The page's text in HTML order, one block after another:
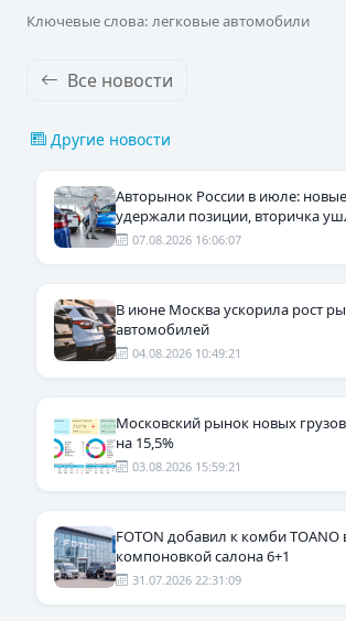
Ключевые слова: легковые автомобили
Все новости
Другие новости
Авторынок России в июле:
удержали позиции, вторичка
07.08.2026 16:06:07
В июне Москва ускорила рост
автомобилей
04.08.2026 10:49:21
Московский рынок новых
на 15,5%
03.08.2026 15:59:21
FOTON добавил к комби TOANO
компоновкой салона 6+1
31.07.2026 22:31:09